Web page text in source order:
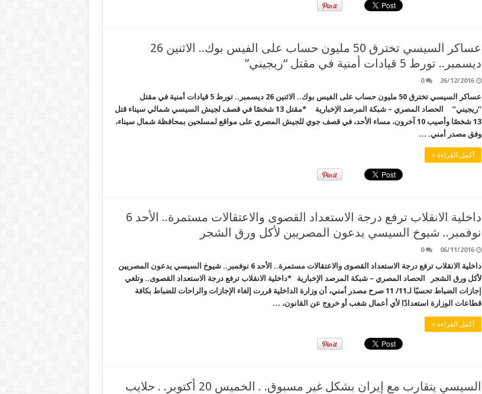
عساكر السيسي تخترق 50 مليون حساب على الفيس بوك.. الاثنين 26
ديسمبر.. تورط 5 قيادات أمنية في مقتل “ريجيني”
26/12/2016
0
عساكر السيسي تخترق 50 مليون حساب على الفيس بوك.. الاثنين 26 ديسمبر.. تورط 5 قيادات أمنية في مقتل
“ريجيني” الحصاد المصري – شبكة المرصد الإخبارية *مقتل 13 شخصًا في قصف لجيش السيسي شمالي سيناء قتل
13 شخصًا وأصيب 10 آخرون، مساء الأحد، في قصف جوي للجيش المصري على مواقع لمسلحين بمحافظة شمال سيناء،
وفق مصدر أمني. …
أكمل القراءة »
داخلية الانقلاب ترفع درجة الاستعداد القصوى والاعتقالات مستمرة.. الأحد 6
نوفمبر.. شيوخ السيسي يدعون المصريين لأكل ورق الشجر
06/11/2016
0
داخلية الانقلاب ترفع درجة الاستعداد القصوى والاعتقالات مستمرة.. الأحد 6 نوفمبر.. شيوخ السيسي يدعون المصريين
لأكل ورق الشجر الحصاد المصري – شبكة المرصد الإخبارية *داخلية الانقلاب ترفع درجة الاستعداد القصوى.. وتلغي
إجازات الضباط تحسبًا لـ11/ 11 صرح مصدر أمني، أن وزارة الداخلية قررت إلغاء الإجازات والراحات للضباط بكافة
قطاعات الوزارة استعدادًا لأي أعمال شغب أو خروج عن القانون، …
أكمل القراءة »
السيسي يتقارب مع إيران بشكل غير مسبوق. . الخميس 20 أكتوبر. . حلايب